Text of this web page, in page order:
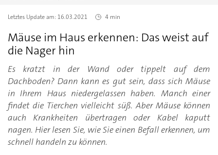
Letztes Update am: 16.03.2021 4 min
Mäuse im Haus erkennen: Das weist auf
die Nager hin
Es kratzt in der Wand oder tippelt auf dem
Dachboden? Dann kann es gut sein, dass sich Mäuse
in Ihrem Haus niedergelassen haben. Manch einer
findet die Tierchen vielleicht süß. Aber Mäuse können
auch Krankheiten übertragen oder Kabel kaputt
nagen. Hier lesen Sie, wie Sie einen Befall erkennen, um
schnell handeln zu können.